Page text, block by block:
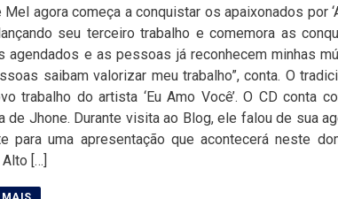
Mel agora começa a conquistar os apaixonados por
seu terceiro trabalho e comemora as
agendados e as pessoas já reconhecem minhas
saibam valorizar meu trabalho”, conta. O
trabalho do artista ‘Eu Amo Você’. O CD conta
de Jhone. Durante visita ao Blog, ele falou de sua
para uma apresentação que acontecerá neste
[…]